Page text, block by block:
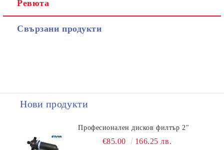
Ревюта
Свързани продукти
Нови продукти
Професионален дисков филтър 2"
€85.00 166.25 лв.